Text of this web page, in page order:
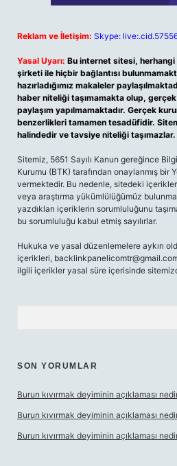
Reklam ve İletişim: Skype:
Yasal Uyarı: Bu internet sitesi,
şirketi ile hiçbir bağlantısı
hazırladığımız makaleler
haber niteliği taşımamakta olup,
paylaşım yapılmamaktadır. Gerçek
benzerlikleri tamamen tesadüfidir.
halindedir ve tavsiye niteliği taşımazlar.
Sitemiz, 5651 Sayılı Kanun gereğince
Kurumu (BTK) tarafından onaylanmış bir
vermektedir. Bu nedenle, sitedeki
veya araştırma yükümlülüğümüz
yazdıkları içeriklerin sorumluluğunu
bu sorumluluğu kabul etmiş sayılırlar.
Hukuka ve yasal düzenlemelere aykırı
içerikleri,
ilgili içerikler yasal süre içerisinde
SON YORUMLAR
Burun kıvırmak deyiminin açıklaması
Burun kıvırmak deyiminin açıklaması
Burun kıvırmak deyiminin açıklaması